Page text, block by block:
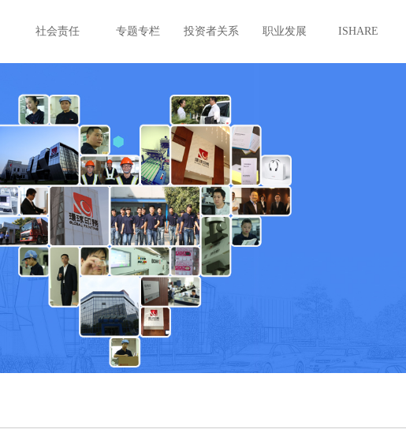
社会责任 专题专栏 投资者关系 职业发展 ISHARE